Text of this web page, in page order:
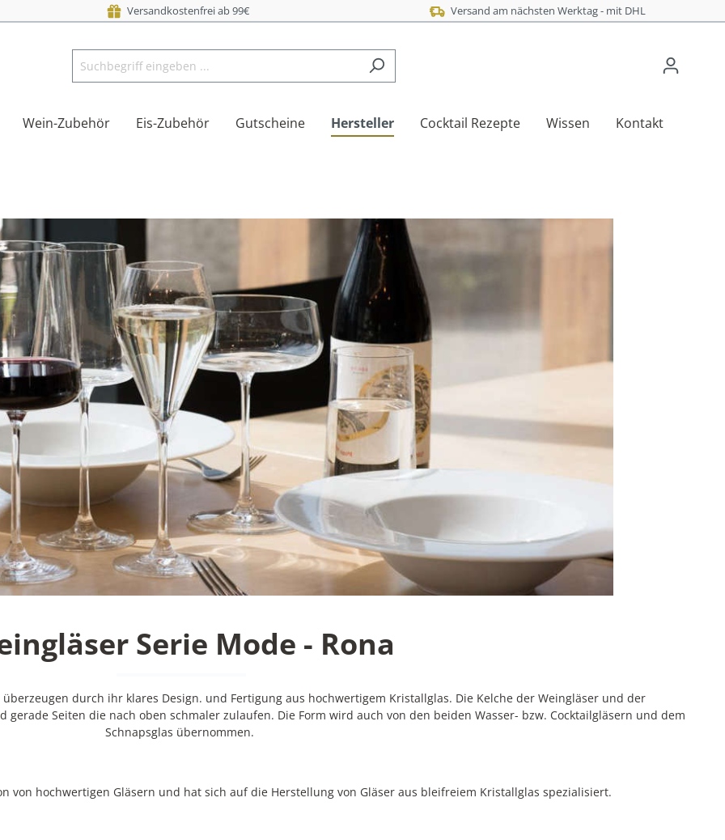
Versandkostenfrei ab 99€ Versand am nächsten Werktag - mit DHL
Wein-Zubehör Eis-Zubehör Gutscheine Hersteller Cocktail Rezepte Wissen Kontakt
Serie Mode - Rona
durch ihr klares Design. und Fertigung aus hochwertigem Kristallglas. Die Kelche der Weingläser und der
Seiten die nach oben schmaler zulaufen. Die Form wird auch von den beiden Wasser- bzw. Cocktailgläsern und dem
Schnapsglas übernommen.
von hochwertigen Gläsern und hat sich auf die Herstellung von Gläser aus bleifreiem Kristallglas spezialisiert.